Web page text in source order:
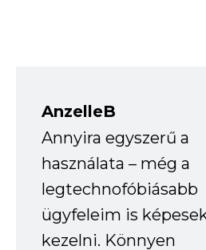
AnzelleB
Annyira egyszerű a
használata – még a
legtechnofóbiásabb
ügyfeleim is
kezelni. Könnyen